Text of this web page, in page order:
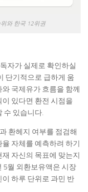
와 한국 12위권
자가 실제로 확인하실
단기적으로 급하게 움
국제유가 흐름을 함께
있다면 환전 시점을
수 있습니다.
환헤지 여부를 점검해
자체를 예측하려 하기
자신의 목표에 맞는지
5월 외환보유액은 시장
하루 단위로 과민 반